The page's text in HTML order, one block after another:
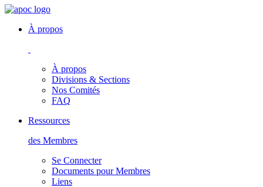
À propos
À propos
Divisions & Sections
Nos Comités
FAQ
Ressources
des Membres
Se Connecter
Documents pour Membres
Liens